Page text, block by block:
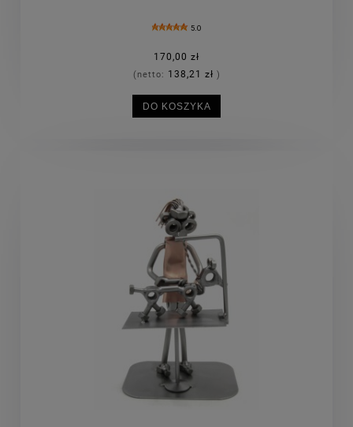
5.0
170,00 zł
(netto: 138,21 zł )
DO KOSZYKA